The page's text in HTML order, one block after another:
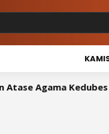
Agama Kedubes